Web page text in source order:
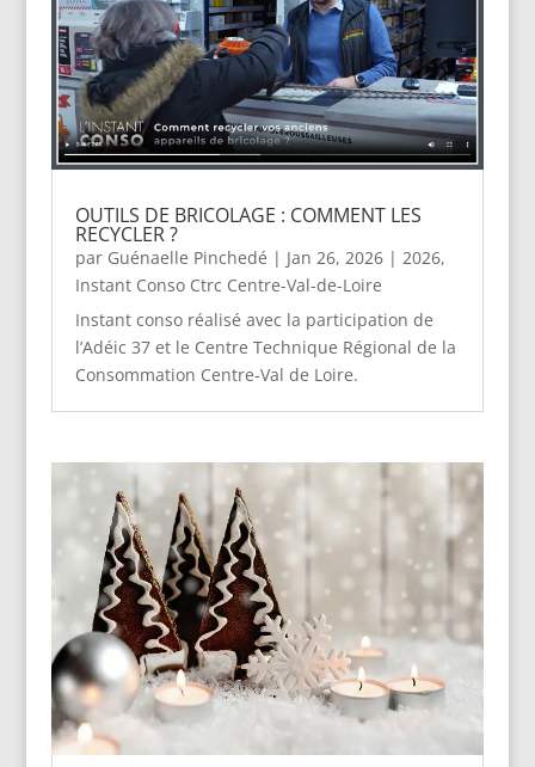
OUTILS DE BRICOLAGE : COMMENT LES
RECYCLER ?
par Guénaelle Pinchedé | Jan 26, 2026| 2026,
Instant Conso Ctrc Centre-Val-de-Loire
Instant conso réalisé avec la participation de
l’Adéic 37 et le Centre Technique Régional de la
Consommation Centre-Val de Loire.